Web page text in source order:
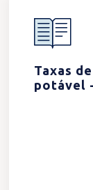
Taxas
potável